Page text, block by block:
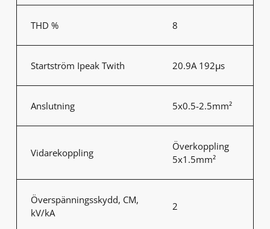
THD % 8
Startström Ipeak Twith 20.9A 192μs
Anslutning 5x0.5-2.5mm²
Vidarekoppling
Överkoppling
5x1.5mm²
Överspänningsskydd, CM,
kV/kA
2